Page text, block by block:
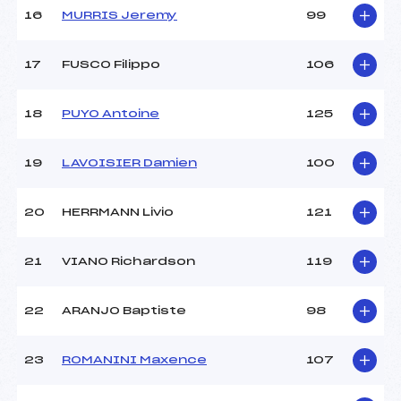
Température départ :
42.3600
16 MURRIS Jeremy 99
17 FUSCO Filippo 106
18 PUYO Antoine 125
19 LAVOISIER Damien 100
20 HERRMANN Livio 121
21 VIANO Richardson 119
22 ARANJO Baptiste 98
23 ROMANINI Maxence 107